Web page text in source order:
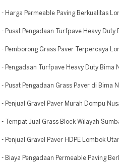
Harga Permeable Paving Berkualitas
Pusat Pengadaan Turfpave Heavy Duty
Pemborong Grass Paver Terpercaya
Pengadaan Turfpave Heavy Duty Bima
Pusat Pengadaan Grass Paver di Bima
Penjual Gravel Paver Murah Dompu
Tempat Jual Grass Block Wilayah
Penjual Gravel Paver HDPE Lombok
Biaya Pengadaan Permeable Paving